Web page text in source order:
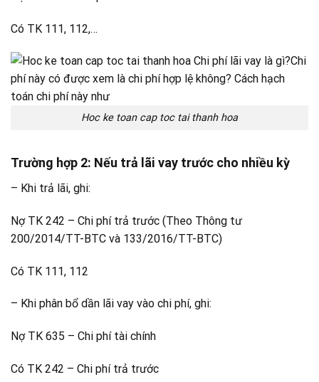
Có TK 111, 112,…
Hoc ke toan cap toc tai thanh hoa
Trường hợp 2: Nếu trả lãi vay trước cho nhiều kỳ
– Khi trả lãi, ghi:
Nợ TK 242 – Chi phí trả trước (Theo Thông tư
200/2014/TT-BTC và 133/2016/TT-BTC)
Có TK 111, 112
– Khi phân bổ dần lãi vay vào chi phí, ghi:
Nợ TK 635 – Chi phí tài chính
Có TK 242 – Chi phí trả trước